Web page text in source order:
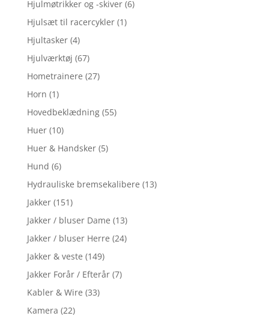
Hjulmøtrikker og -skiver (6)
Hjulsæt til racercykler (1)
Hjultasker (4)
Hjulværktøj (67)
Hometrainere (27)
Horn (1)
Hovedbeklædning (55)
Huer (10)
Huer & Handsker (5)
Hund (6)
Hydrauliske bremsekalibere (13)
Jakker (151)
Jakker / bluser Dame (13)
Jakker / bluser Herre (24)
Jakker & veste (149)
Jakker Forår / Efterår (7)
Kabler & Wire (33)
Kamera (22)